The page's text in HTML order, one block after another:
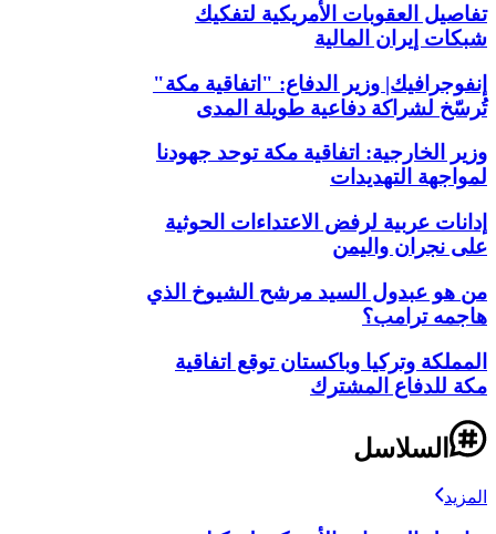
تفاصيل العقوبات الأمريكية لتفكيك
شبكات إيران المالية
إنفوجرافيك| وزير الدفاع: "اتفاقية مكة"
تُرسّخ لشراكة دفاعية طويلة المدى
وزير الخارجية: اتفاقية مكة توحد جهودنا
لمواجهة التهديدات
إدانات عربية لرفض الاعتداءات الحوثية
على نجران واليمن
من هو عبدول السيد مرشح الشيوخ الذي
هاجمه ترامب؟
المملكة وتركيا وباكستان توقع اتفاقية
مكة للدفاع المشترك
السلاسل
المزيد